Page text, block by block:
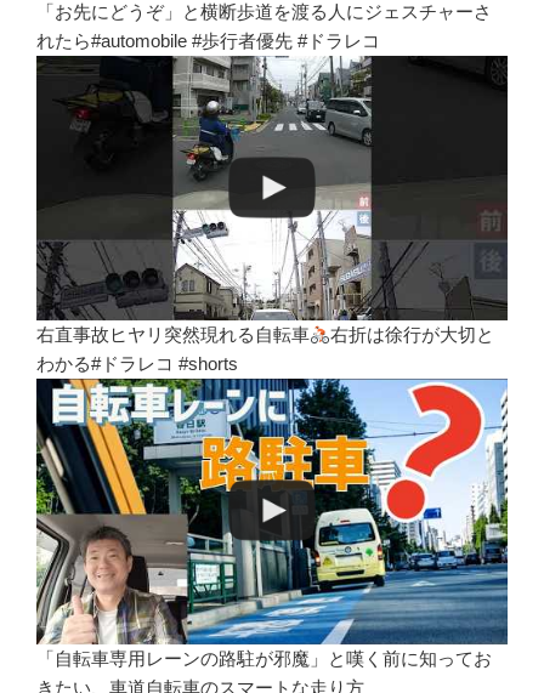
「お先にどうぞ」と横断歩道を渡る人にジェスチャーさ
れたら#automobile #歩行者優先 #ドラレコ
右直事故ヒヤリ突然現れる自転車
右折は徐行が大切と
わかる#ドラレコ #shorts
「自転車専用レーンの路駐が邪魔」と嘆く前に知ってお
きたい、車道自転車のスマートな走り方